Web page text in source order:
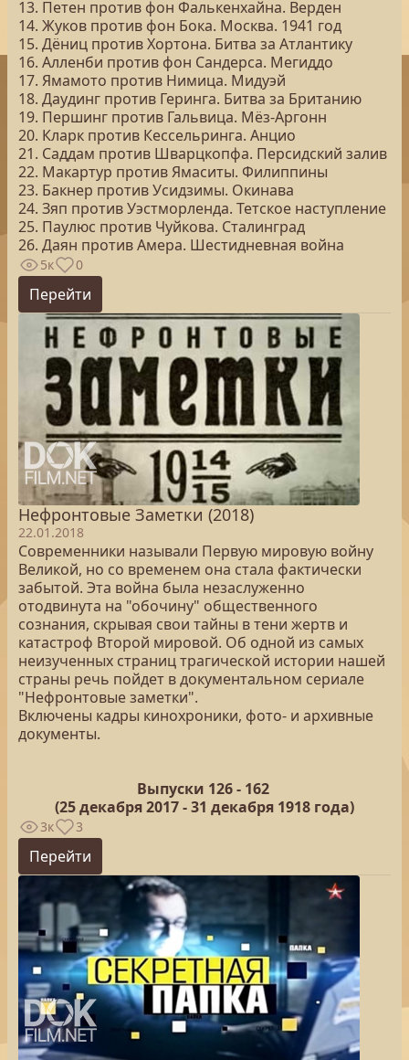
13. Петен против фон Фалькенхайна. Верден
14. Жуков против фон Бока. Москва. 1941 год
15. Дёниц против Хортона. Битва за Атлантику
16. Алленби против фон Сандерса. Мегиддо
17. Ямамото против Нимица. Мидуэй
18. Даудинг против Геринга. Битва за Британию
19. Першинг против Гальвица. Мёз-Аргонн
20. Кларк против Кессельринга. Анцио
21. Саддам против Шварцкопфа. Персидский залив
22. Макартур против Ямаситы. Филиппины
23. Бакнер против Усидзимы. Окинава
24. Зяп против Уэстморленда. Тетское наступление
25. Паулюс против Чуйкова. Сталинград
26. Даян против Амера. Шестидневная война
5к 0
Перейти
Нефронтовые Заметки (2018)
22.01.2018
Современники называли Первую мировую войну
Великой, но со временем она стала фактически
забытой. Эта война была незаслуженно
отодвинута на "обочину" общественного
сознания, скрывая свои тайны в тени жертв и
катастроф Второй мировой. Об одной из самых
неизученных страниц трагической истории нашей
страны речь пойдет в документальном сериале
"Нефронтовые заметки".
Включены кадры кинохроники, фото- и архивные
документы.
Выпуски 126 - 162
(25декабря 2017 - 31 декабря 1918 года)
3к 3
Перейти